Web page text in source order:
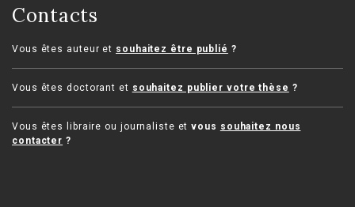
Contacts
Vous êtes auteur et souhaitez être publié ?
Vous êtes doctorant et souhaitez publier votre thèse ?
Vous êtes libraire ou journaliste etvous souhaitez nous
contacter ?